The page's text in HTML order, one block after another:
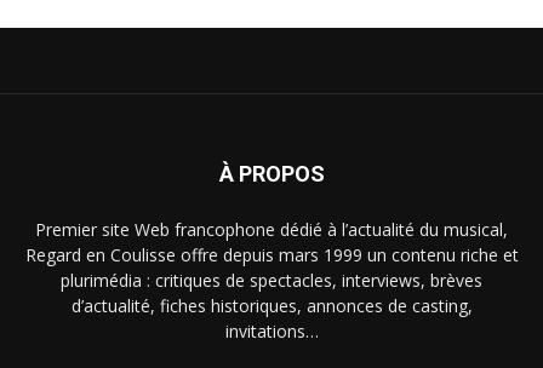
À PROPOS
Premier site Web francophone dédié à l’actualité du musical,
Regard en Coulisse offre depuis mars 1999 un contenu riche et
plurimédia : critiques de spectacles, interviews, brèves
d’actualité, fiches historiques, annonces de casting,
invitations…